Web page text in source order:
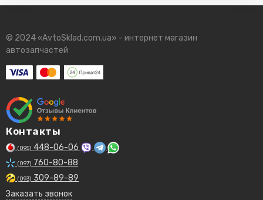
© 2024 «AvtoSklad.com.ua» - интернет магазин
автозапчастей
Контакты
(095) 448-06-06
(097) 760-80-88
(093) 309-89-89
Заказать звонок